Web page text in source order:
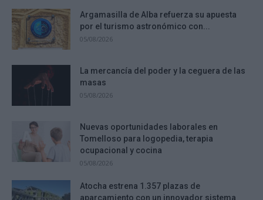
Argamasilla de Alba refuerza su apuesta
por el turismo astronómico con...
05/08/2026
La mercancía del poder y la ceguera de las
masas
05/08/2026
Nuevas oportunidades laborales en
Tomelloso para logopedia, terapia
ocupacional y cocina
05/08/2026
Atocha estrena 1.357 plazas de
aparcamiento con un innovador sistema